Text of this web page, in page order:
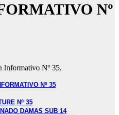
Nº
Informativo Nº 35.
Nº 35
Nº 35
DAMAS SUB 14